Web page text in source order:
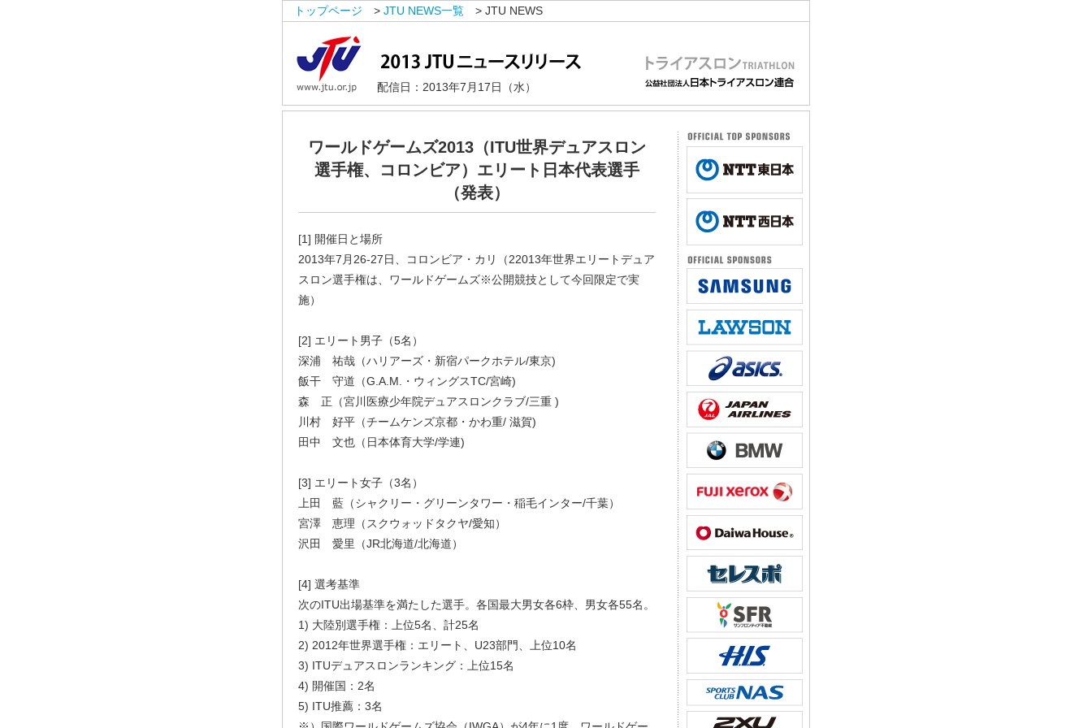
トップページ > JTU NEWS一覧 > JTU NEWS
配信日：2013年7月17日（水）
ワールドゲームズ2013（ITU世界デュアスロン
選手権、コロンビア）エリート日本代表選手
（発表）
[1] 開催日と場所
2013年7月26-27日、コロンビア・カリ（22013年世界エリートデュア
スロン選手権は、ワールドゲームズ※公開競技として今回限定で実
施）
[2] エリート男子（5名）
深浦 祐哉（ハリアーズ・新宿パークホテル/東京)
飯干 守道（G.A.M.・ウィングスTC/宮崎)
森 正（宮川医療少年院デュアスロンクラブ/三重 )
川村 好平（チームケンズ京都・かわ重/ 滋賀)
田中 文也（日本体育大学/学連)
[3] エリート女子（3名）
上田 藍（シャクリー・グリーンタワー・稲毛インター/千葉）
宮澤 恵理（スクウォッドタクヤ/愛知）
沢田 愛里（JR北海道/北海道）
[4] 選考基準
次のITU出場基準を満たした選手。各国最大男女各6枠、男女各55名。
1) 大陸別選手権：上位5名、計25名
2) 2012年世界選手権：エリート、U23部門、上位10名
3) ITUデュアスロンランキング：上位15名
4) 開催国：2名
5) ITU推薦：3名